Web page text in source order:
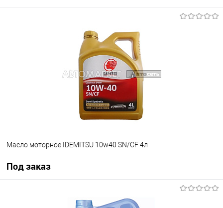
В наличии
Масло моторное IDEMITSU 10w40 SN/CF 4л
Под заказ